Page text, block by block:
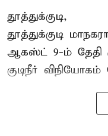
தூத்துக்குடி,
தூத்துக்குடி
ஆகஸ்ட் 9-ம் தேதி
குடிநீர்